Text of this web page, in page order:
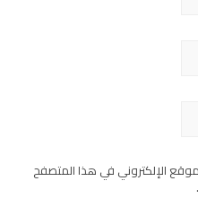
الإلكتروني في هذا المتصفح